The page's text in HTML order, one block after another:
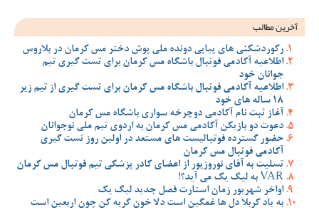
آخرین مطالب
رکوردشکنی های پیاپی دونده ملی پوش دختر مس کرمان در بلاروس
اطلاعیه آکادمی فوتبال باشگاه مس کرمان برای تست گیری تیم
جوانان خود
اطلاعیه آکادمی فوتبال باشگاه مس کرمان برای تست گیری از تیم زیر
18 ساله های خود
آغاز ثبت نام آکادمی دوچرخه سواری باشگاه مس کرمان
دعوت دو بازیکن آکادمی مس کرمان به اردوی تیم ملی نوجوانان
حضور گسترده فوتبالیست های مستعد در اولین روز تست گیری
آکادمی فوتبال مس کرمان
تسلیت به آقای نوروزپور از اعضای کادر پزشکی تیم فوتبال مس کرمان
VAR به لیگ یک می آید؟!
اواخر شهریور زمان استارت فصل جدید لیگ یک
به یاد کربلا دل ها غمگین است دلا خون گریه کن چون اربعین است